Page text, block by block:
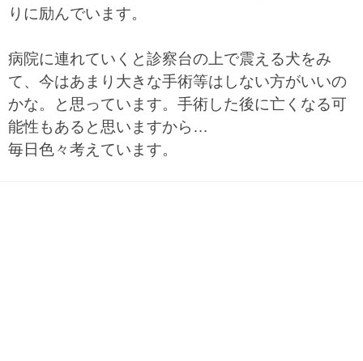
りに励んでいます。
病院に連れていくと診察台の上で震える犬をみ
て、今はあまり大きな手術等はしない方がいいの
かな。と思っています。手術した後に亡くなる可
能性もあると思いますから…
毎日色々考えています。